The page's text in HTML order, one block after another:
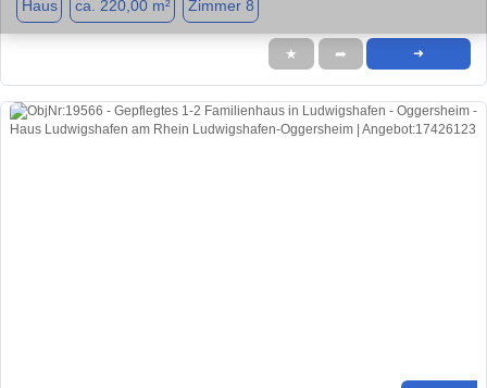
Haus ca. 220,00 m² Zimmer 8
★ ➦ ➜